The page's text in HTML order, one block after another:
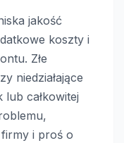
jakość
koszty i
Złe
niedziałające
całkowitej
i proś o